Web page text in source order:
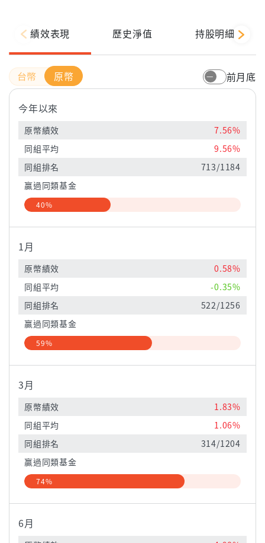
績效表現 歷史淨值 持股明細
原幣 前月底
今年以來
原幣績效
7.56%
同組平均
9.56%
同組排名
713/1184
贏過同類基金
40%
1月
原幣績效
0.58%
同組平均
-0.35%
同組排名
522/1256
贏過同類基金
59%
3月
原幣績效
1.83%
同組平均
1.06%
同組排名
314/1204
贏過同類基金
74%
6月